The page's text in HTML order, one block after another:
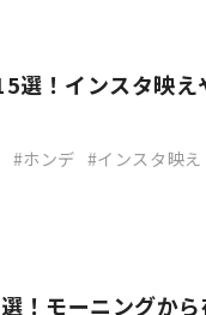
選！インスタ映え
ホンデ インスタ映え
！モーニングから